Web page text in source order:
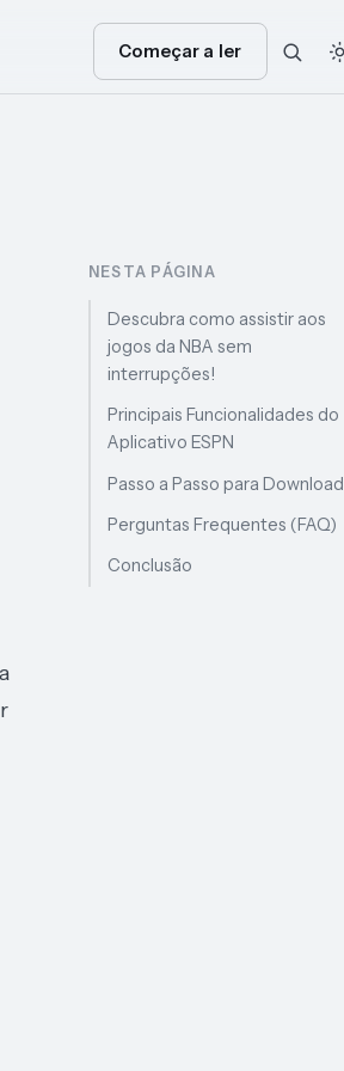
Começar a ler
NESTA PÁGINA
Descubra como assistir aos
jogos da NBA sem
interrupções!
Principais Funcionalidades do
Aplicativo ESPN
Passo a Passo para Download
Perguntas Frequentes (FAQ)
Conclusão